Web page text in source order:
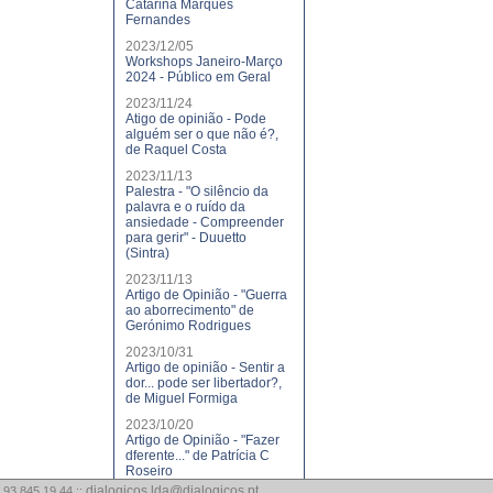
Catarina Marques
Fernandes
2023/12/05
Workshops Janeiro-Março
2024 - Público em Geral
2023/11/24
Atigo de opinião - Pode
alguém ser o que não é?,
de Raquel Costa
2023/11/13
Palestra - "O silêncio da
palavra e o ruído da
ansiedade - Compreender
para gerir" - Duuetto
(Sintra)
2023/11/13
Artigo de Opinião - "Guerra
ao aborrecimento" de
Gerónimo Rodrigues
2023/10/31
Artigo de opinião - Sentir a
dor... pode ser libertador?,
de Miguel Formiga
2023/10/20
Artigo de Opinião - "Fazer
dferente..." de Patrícia C
Roseiro